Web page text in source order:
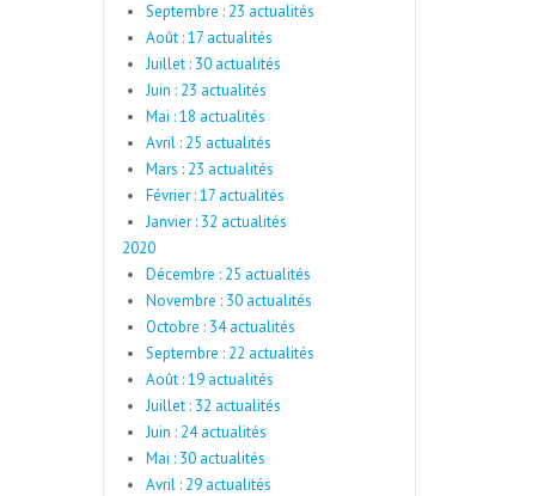
Septembre : 23 actualités
Août : 17 actualités
Juillet : 30 actualités
Juin : 23 actualités
Mai : 18 actualités
Avril : 25 actualités
Mars : 23 actualités
Février : 17 actualités
Janvier : 32 actualités
2020
Décembre : 25 actualités
Novembre : 30 actualités
Octobre : 34 actualités
Septembre : 22 actualités
Août : 19 actualités
Juillet : 32 actualités
Juin : 24 actualités
Mai : 30 actualités
Avril : 29 actualités